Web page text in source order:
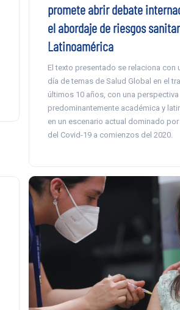
promete abrir debate
el abordaje de riesgos
Latinoamérica
El texto presentado se relaciona con
día de temas de Salud Global en el
últimos 10 años, con una perspectiva
predominantemente académica y
en un escenario actual dominado
del Covid-19 a comienzos del 2020.